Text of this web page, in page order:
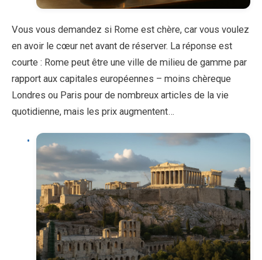
Vous vous demandez si Rome est chère, car vous voulez
en avoir le cœur net avant de réserver. La réponse est
courte : Rome peut être une ville de milieu de gamme par
rapport aux capitales européennes – moins chèreque
Londres ou Paris pour de nombreux articles de la vie
quotidienne, mais les prix augmentent…